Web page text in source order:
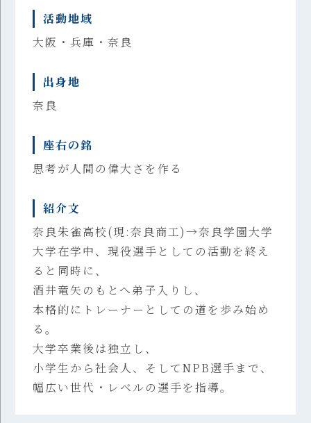
活動地域
大阪・兵庫・奈良
出身地
奈良
座右の銘
思考が人間の偉大さを作る
紹介文
奈良朱雀高校(現:奈良商工)→奈良学園大学
大学在学中、現役選手としての活動を終え
ると同時に、
酒井竜矢のもとへ弟子入りし、
本格的にトレーナーとしての道を歩み始め
る。
大学卒業後は独立し、
小学生から社会人、そしてNPB選手まで、
幅広い世代・レベルの選手を指導。